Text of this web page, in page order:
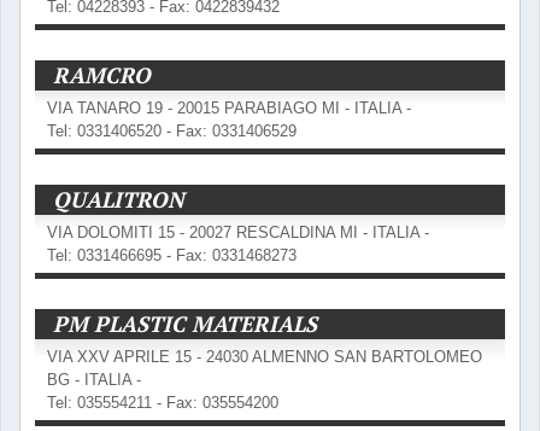
Tel: 04228393 - Fax: 0422839432
RAMCRO
VIA TANARO 19 - 20015 PARABIAGO MI - ITALIA -
Tel: 0331406520 - Fax: 0331406529
QUALITRON
VIA DOLOMITI 15 - 20027 RESCALDINA MI - ITALIA -
Tel: 0331466695 - Fax: 0331468273
PM PLASTIC MATERIALS
VIA XXV APRILE 15 - 24030 ALMENNO SAN BARTOLOMEO
BG - ITALIA -
Tel: 035554211 - Fax: 035554200